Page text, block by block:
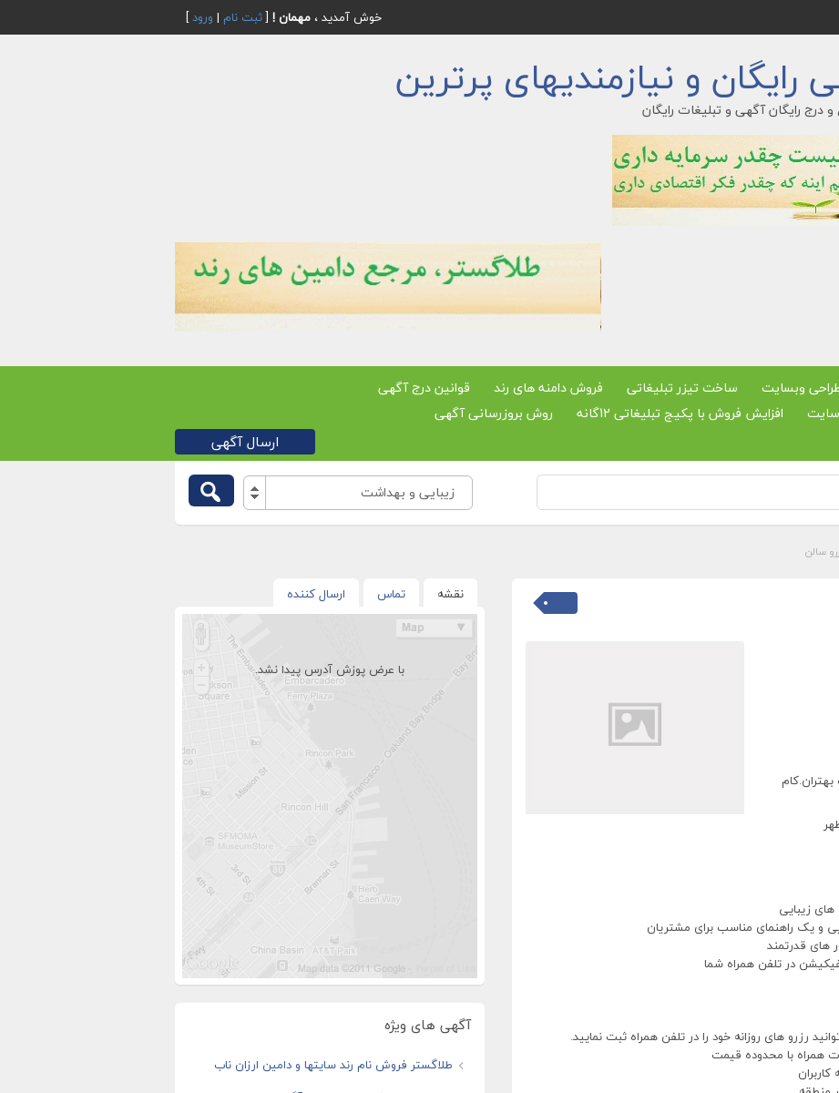
خوش آمدید ، مهمان ! [ثبت نام | ورود]
و نیازمندیهای پرترین
درج رایگان آگهی و تبلیغات رایگان
وبسایت ساخت تیزر تبلیغاتی فروش دامنه های رند
قوانین درج آگهی
سایت
افزایش فروش با پکیج تبلیغاتی 12گانه روش بروزرسانی آگهی
ارسال آگهی
زیبایی و بهداشت
سالن
های زیبایی
و یک راهنمای مناسب برای مشتریان
در تلفن همراه شما
رزرو های روزانه خود را در تلفن همراه ثبت نمایید.
همراه با محدوده قیمت
نقشه تماس ارسال کننده
با عرض پوزش آدرس پیدا نشد.
آگهی های ویژه
طلاگستر فروش نام رند سایتها و دامین ارزان ناب